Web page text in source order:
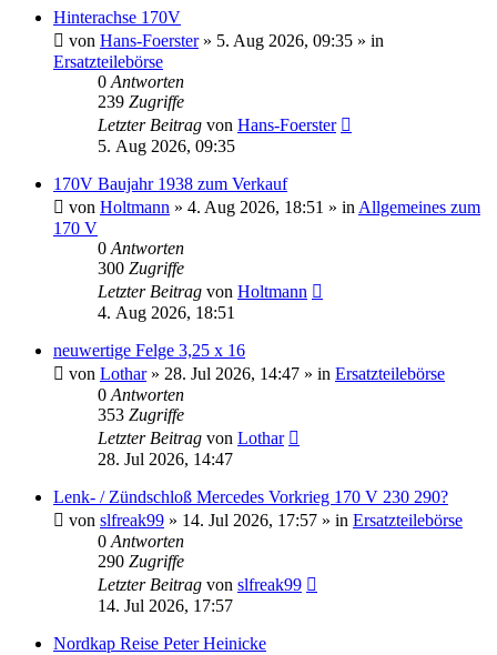
Hinterachse 170V
von Hans-Foerster» 5. Aug 2026, 09:35 » in
Ersatzteilebörse
0 Antworten
239 Zugriffe
Letzter Beitrag von Hans-Foerster
5. Aug 2026, 09:35
170V Baujahr 1938 zum Verkauf
von Holtmann » 4. Aug 2026, 18:51 » in Allgemeines zum
170 V
0 Antworten
300 Zugriffe
Letzter Beitrag von Holtmann
4. Aug 2026, 18:51
neuwertige Felge 3,25 x 16
von Lothar» 28. Jul 2026, 14:47 » in Ersatzteilebörse
0 Antworten
353 Zugriffe
Letzter Beitrag von Lothar
28. Jul 2026, 14:47
Lenk- / Zündschloß Mercedes Vorkrieg 170 V 230 290?
von slfreak99 » 14. Jul 2026, 17:57 » in Ersatzteilebörse
0 Antworten
290 Zugriffe
Letzter Beitrag von slfreak99
14. Jul 2026, 17:57
Nordkap Reise Peter Heinicke